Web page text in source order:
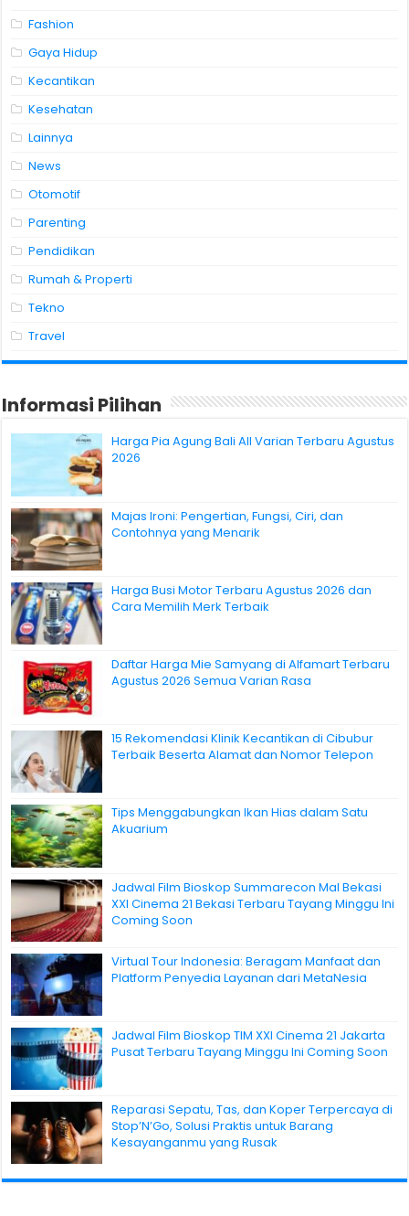
Fashion
Gaya Hidup
Kecantikan
Kesehatan
Lainnya
News
Otomotif
Parenting
Pendidikan
Rumah & Properti
Tekno
Travel
Informasi Pilihan
Harga Pia Agung Bali All Varian Terbaru Agustus
2026
Majas Ironi: Pengertian, Fungsi, Ciri, dan
Contohnya yang Menarik
Harga Busi Motor Terbaru Agustus 2026 dan
Cara Memilih Merk Terbaik
Daftar Harga Mie Samyang di Alfamart Terbaru
Agustus 2026 Semua Varian Rasa
15 Rekomendasi Klinik Kecantikan di Cibubur
Terbaik Beserta Alamat dan Nomor Telepon
Tips Menggabungkan Ikan Hias dalam Satu
Akuarium
Jadwal Film Bioskop Summarecon Mal Bekasi
XXI Cinema 21 Bekasi Terbaru Tayang Minggu Ini
Coming Soon
Virtual Tour Indonesia: Beragam Manfaat dan
Platform Penyedia Layanan dari MetaNesia
Jadwal Film Bioskop TIM XXI Cinema 21 Jakarta
Pusat Terbaru Tayang Minggu Ini Coming Soon
Reparasi Sepatu, Tas, dan Koper Terpercaya di
Stop’N’Go, Solusi Praktis untuk Barang
Kesayanganmu yang Rusak